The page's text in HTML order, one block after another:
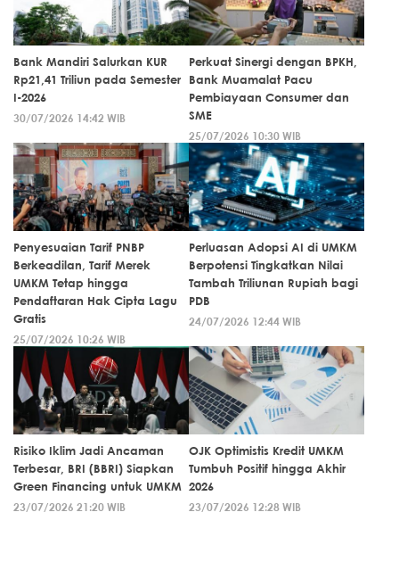
Bank Mandiri Salurkan KUR
Rp21,41 Triliun pada Semester
I-2026
30/07/2026 14:42 WIB
Perkuat Sinergi dengan BPKH,
Bank Muamalat Pacu
Pembiayaan Consumer dan
SME
25/07/2026 10:30 WIB
Penyesuaian Tarif PNBP
Berkeadilan, Tarif Merek
UMKM Tetap hingga
Pendaftaran Hak Cipta Lagu
Gratis
25/07/2026 10:26 WIB
Perluasan Adopsi AI di UMKM
Berpotensi Tingkatkan Nilai
Tambah Triliunan Rupiah bagi
PDB
24/07/2026 12:44 WIB
Risiko Iklim Jadi Ancaman
Terbesar, BRI (BBRI) Siapkan
Green Financing untuk UMKM
23/07/2026 21:20 WIB
OJK Optimistis Kredit UMKM
Tumbuh Positif hingga Akhir
2026
23/07/2026 12:28 WIB